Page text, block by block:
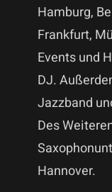
Hamburg,
Frankfurt,
Events und
DJ.
Jazzband
Des
Hannover.